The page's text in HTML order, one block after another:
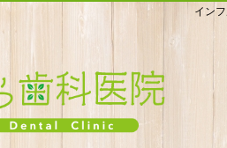
イン